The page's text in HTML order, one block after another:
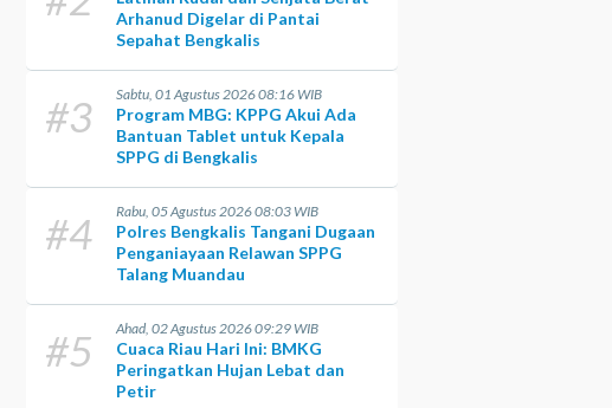
Arhanud Digelar di Pantai
Sepahat Bengkalis
#3 Sabtu, 01 Agustus 2026 08:16 WIB
Program MBG: KPPG Akui Ada
Bantuan Tablet untuk Kepala
SPPG di Bengkalis
#4 Rabu, 05 Agustus 2026 08:03 WIB
Polres Bengkalis Tangani Dugaan
Penganiayaan Relawan SPPG
Talang Muandau
#5 Ahad, 02 Agustus 2026 09:29 WIB
Cuaca Riau Hari Ini: BMKG
Peringatkan Hujan Lebat dan
Petir